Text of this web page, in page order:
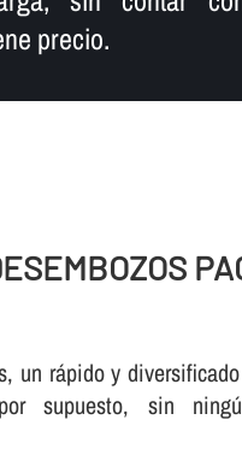
precio.
un rápido y
supuesto, sin